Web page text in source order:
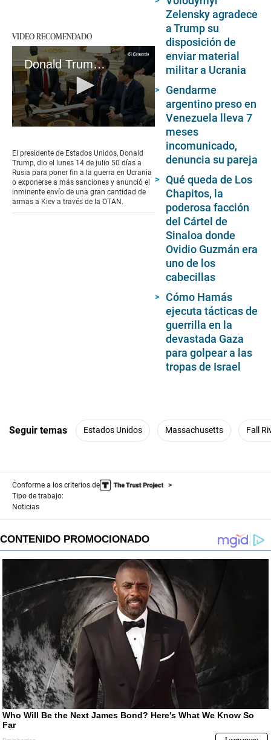
VIDEO RECOMENDADO
Donald Trump da 50 días a Rusia para acabar con la guerra en Ucrania
of
2
minutes,
16
seconds
El presidente de Estados Unidos, Donald
Trump, dio el lunes 14 de julio 50 días a
Rusia para poner fin a la guerra en Ucrania
o exponerse a más sanciones y anunció el
inminente envío de una gran cantidad de
armas a Kiev a través de la OTAN.
Zelensky agradece
a Trump su
disposición de
enviar material
militar a Ucrania
Gendarme
argentino preso en
Venezuela lleva 7
meses
incomunicado,
denuncia su pareja
Qué queda de Los
Chapitos, la
poderosa facción
del Cártel de
Sinaloa donde
Ovidio Guzmán era
uno de los
cabecillas
Cómo Hamás
ejecuta tácticas de
guerrilla en la
devastada Gaza
para golpear a las
tropas de Israel
Seguir temas Estados Unidos Massachusetts Fall
Conforme a los criterios de
Tipo de trabajo:
Noticias